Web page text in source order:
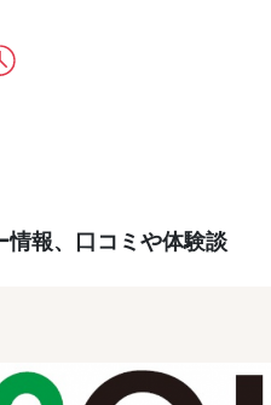
情報、口コミや体験談